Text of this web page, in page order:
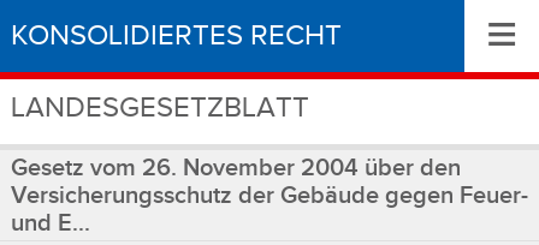
KONSOLIDIERTES RECHT
LANDESGESETZBLATT
≡
Gesetz vom 26. November 2004 über den
Versicherungsschutz der Gebäude gegen Feuer-
und E...